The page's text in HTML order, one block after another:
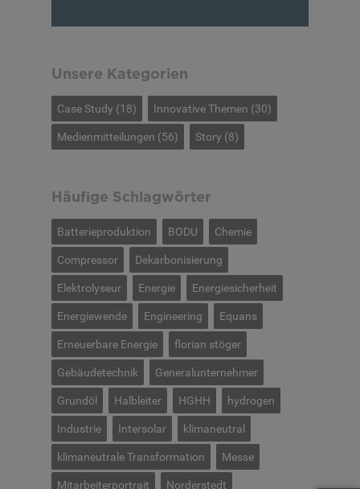
Unsere Kategorien
Case Study (18) Innovative Themen (30)
Medienmitteilungen (56) Story (8)
Häufige Schlagwörter
Batterieproduktion BODU Chemie
Compressor Dekarbonisierung
Elektrolyseur Energie Energiesicherheit
Energiewende Engineering Equans
Erneuerbare Energie florian stöger
Gebäudetechnik Generalunternehmer
Grundöl Halbleiter HGHH hydrogen
Industrie Intersolar klimaneutral
klimaneutrale Transformation Messe
Mitarbeiterportrait Norderstedt